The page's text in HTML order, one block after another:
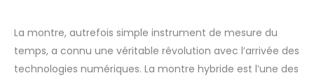
La montre, autrefois simple instrument de mesure du
temps, a connu une véritable révolution avec l’arrivée des
technologies numériques. La montre hybride est l’une des